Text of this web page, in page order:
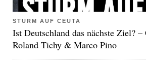
STURM AUF CEUTA
Ist Deutschland das nächste Ziel?
Roland Tichy & Marco Pino